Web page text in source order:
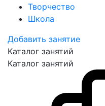
Творчество
Школа
Добавить занятие
Каталог занятий
Каталог занятий